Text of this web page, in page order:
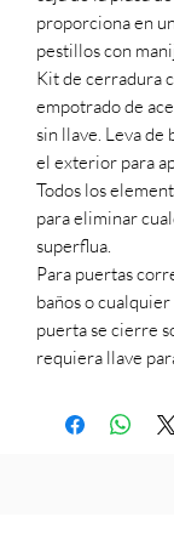
proporciona en
pestillos con
Kit de cerradura
empotrado de
sin llave. Leva de
el exterior para
Todos los
para eliminar
superflua.
Para puertas
baños o
puerta se cierre
requiera llave